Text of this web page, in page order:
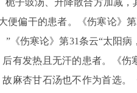
子豉汤、升降散合方加减，
偏干的患者。《伤寒论》
《伤寒论》第31条云“太阳
有发热且无汗的患者。《伤
麻杏甘石汤也不作为首选。